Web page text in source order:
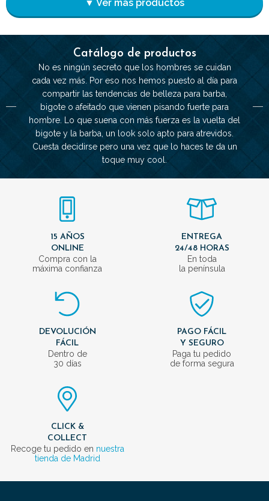
Catálogo de productos
No es ningún secreto que los hombres se cuidan
cada vez más. Por eso nos hemos puesto al día para
compartir las tendencias de belleza para barba,
bigote o afeitado que vienen pisando fuerte para
hombre. Lo que suena con más fuerza es la vuelta del
bigote y la barba, un look solo apto para atrevidos.
Cuesta decidirse pero una vez que lo haces te da un
toque muy cool.
▼ Ver más productos
15 AÑOS
ONLINE
Compra con la
máxima confianza
ENTREGA
24/48 HORAS
En toda
la península
DEVOLUCIÓN
FÁCIL
Dentro de
30 días
PAGO FÁCIL
Y SEGURO
Paga tu pedido
de forma segura
CLICK &
COLLECT
Recoge tu pedido en nuestra
tienda de Madrid